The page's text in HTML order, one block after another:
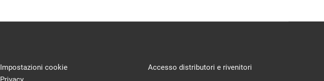
Impostazioni cookie
Accesso distributori e rivenitori